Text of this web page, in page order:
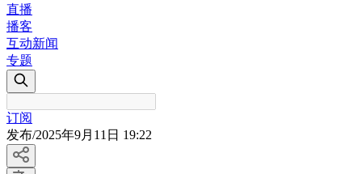
直播
播客
互动新闻
专题
订阅
发布/2025年9月11日 19:22